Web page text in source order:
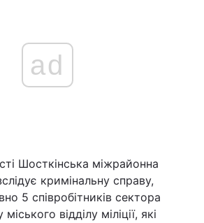
ad
Шосткінська міжрайонна
кримінальну справу,
5 співробітників сектора
відділу міліції, які